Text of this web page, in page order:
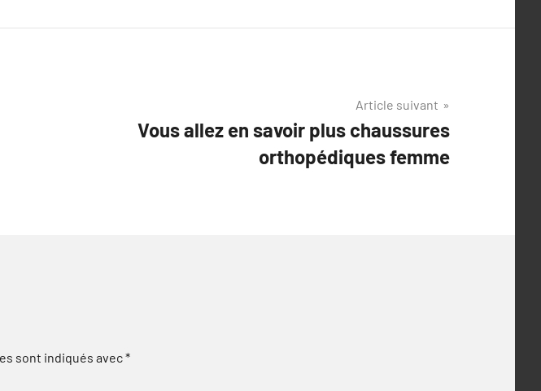
Article suivant
Vous allez en savoir plus chaussures
orthopédiques femme
sont indiqués avec*